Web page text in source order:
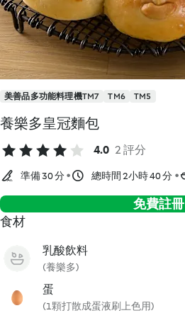
美善品多功能料理機TM7 TM6 TM5
養樂多皇冠麵包
4.0 2 評分
準備 30 分 總時間 2小時 40 分
免費註冊
食材
乳酸飲料
(養樂多)
蛋
(1顆打散成蛋液刷上色用)